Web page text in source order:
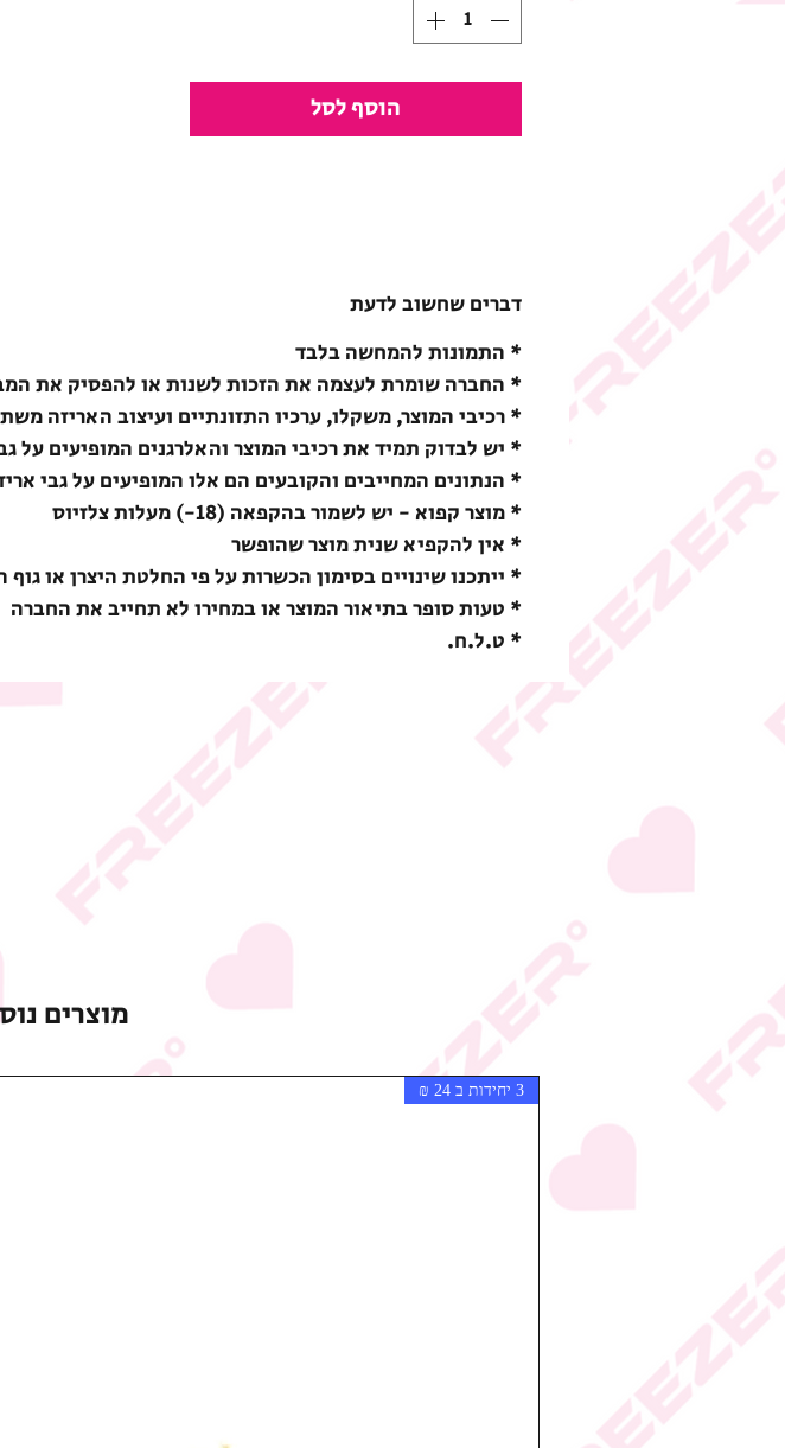
הוסף לסל
דברים שחשוב לדעת
* התמונות להמחשה בלבד
* החברה שומרת לעצמה את הזכות לשנות או להפסיק את
* רכיבי המוצר, משקלו, ערכיו התזונתיים ועיצוב האריזה
* יש לבדוק תמיד את רכיבי המוצר והאלרגנים המופיעים על
* הנתונים המחייבים והקובעים הם אלו המופיעים על גבי
* מוצר קפוא - יש לשמור בהקפאה (18-) מעלות צלזיוס
* אין להקפיא שנית מוצר שהופשר
* ייתכנו שינויים בסימון הכשרות על פי החלטת היצרן או
* טעות סופר בתיאור המוצר או במחירו לא תחייב את החברה
* ט.ל.ח.
מוצרים
3 יחידות ב 24 ₪